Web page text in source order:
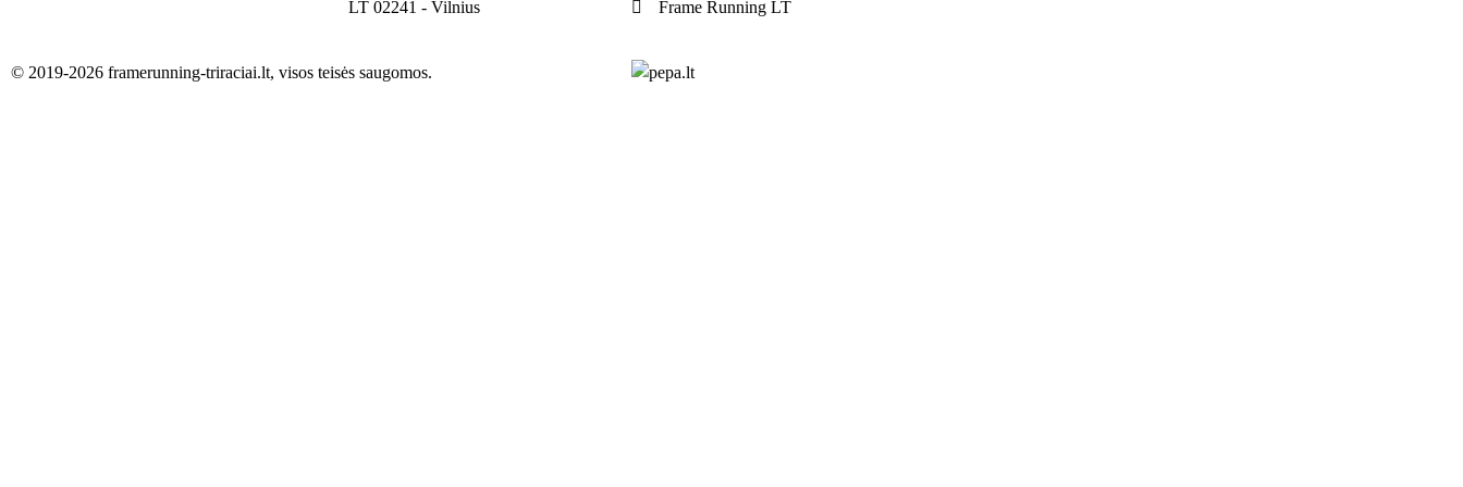
LT 02241 - Vilnius Frame Running LT
© 2019-2026 framerunning-triraciai.lt, visos teisės saugomos.